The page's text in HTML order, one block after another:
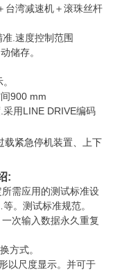
台湾减速机＋滚珠丝杆
.速度控制范围
储存。
900 mm
用LINE DRIVE编码
载紧急停机装置、上下
:
需应用的测试标准设
。测试标准规范。
次输入数据永久重复
方式。
以尺度显示。并可于